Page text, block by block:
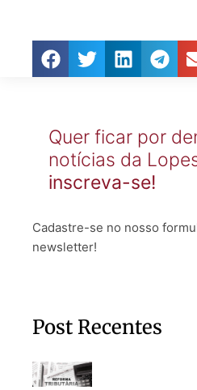
Quer ficar por
notícias da
inscreva-se!
Cadastre-se no nosso
newsletter!
Post Recentes